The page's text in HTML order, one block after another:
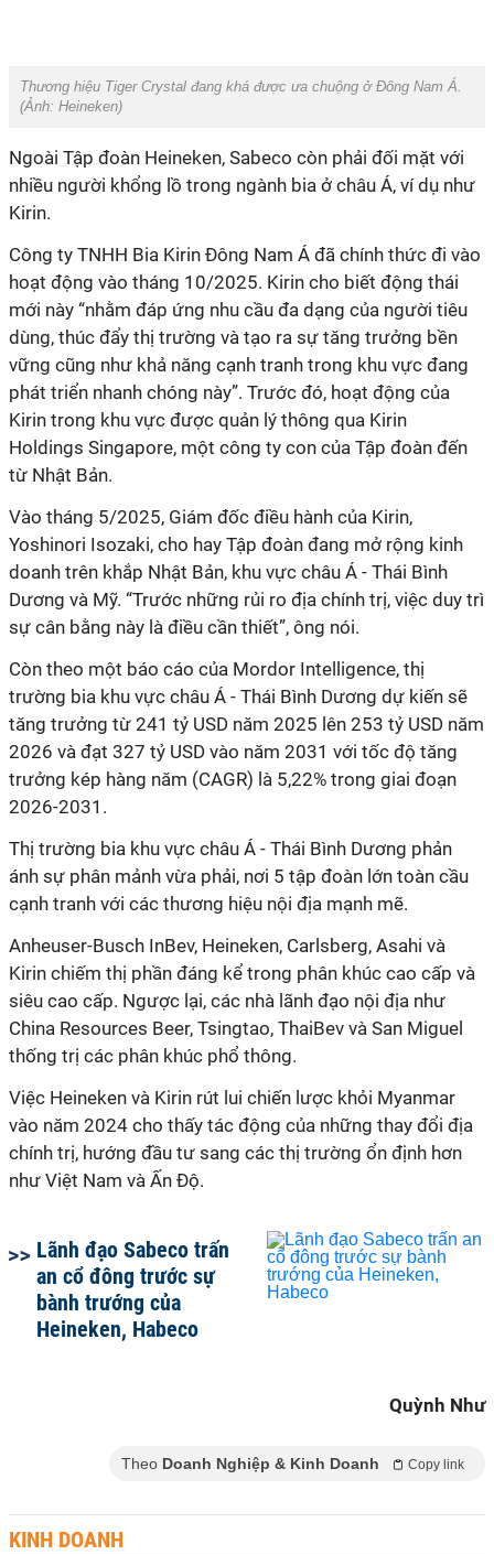
Thương hiệu Tiger Crystal đang khá được ưa chuộng ở Đông Nam Á.
(Ảnh: Heineken)
Ngoài Tập đoàn Heineken, Sabeco còn phải đối mặt với
nhiều người khổng lồ trong ngành bia ở châu Á, ví dụ như
Kirin.
Công ty TNHH Bia Kirin Đông Nam Á đã chính thức đi vào
hoạt động vào tháng 10/2025. Kirin cho biết động thái
mới này “nhằm đáp ứng nhu cầu đa dạng của người tiêu
dùng, thúc đẩy thị trường và tạo ra sự tăng trưởng bền
vững cũng như khả năng cạnh tranh trong khu vực đang
phát triển nhanh chóng này”. Trước đó, hoạt động của
Kirin trong khu vực được quản lý thông qua Kirin
Holdings Singapore, một công ty con của Tập đoàn đến
từ Nhật Bản.
Vào tháng 5/2025, Giám đốc điều hành của Kirin,
Yoshinori Isozaki, cho hay Tập đoàn đang mở rộng kinh
doanh trên khắp Nhật Bản, khu vực châu Á - Thái Bình
Dương và Mỹ. “Trước những rủi ro địa chính trị, việc duy trì
sự cân bằng này là điều cần thiết”, ông nói.
Còn theo một báo cáo của Mordor Intelligence, thị
trường bia khu vực châu Á - Thái Bình Dương dự kiến ​​sẽ
tăng trưởng từ 241 tỷ USD năm 2025 lên 253 tỷ USD năm
2026 và đạt 327 tỷ USD vào năm 2031 với tốc độ tăng
trưởng kép hàng năm (CAGR) là 5,22% trong giai đoạn
2026-2031.
Thị trường bia khu vực châu Á - Thái Bình Dương phản
ánh sự phân mảnh vừa phải, nơi 5 tập đoàn lớn toàn cầu
cạnh tranh với các thương hiệu nội địa mạnh mẽ.
Anheuser-Busch InBev, Heineken, Carlsberg, Asahi và
Kirin chiếm thị phần đáng kể trong phân khúc cao cấp và
siêu cao cấp. Ngược lại, các nhà lãnh đạo nội địa như
China Resources Beer, Tsingtao, ThaiBev và San Miguel
thống trị các phân khúc phổ thông.
Việc Heineken và Kirin rút lui chiến lược khỏi Myanmar
vào năm 2024 cho thấy tác động của những thay đổi địa
chính trị, hướng đầu tư sang các thị trường ổn định hơn
như Việt Nam và Ấn Độ.
Lãnh đạo Sabeco trấn
an cổ đông trước sự
bành trướng của
Heineken, Habeco
Quỳnh Như
Theo Doanh Nghiệp & Kinh Doanh Copy link
KINH DOANH